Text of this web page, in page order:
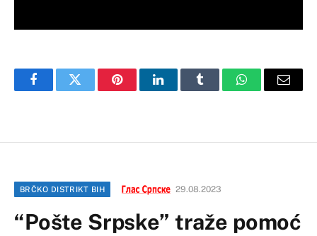
FacebookTwitter PinterestLinkedInTumblr WhatsAppEmail
BRČKO DISTRIKT BIH 29.08.2023
“Pošte Srpske” traže pomoć